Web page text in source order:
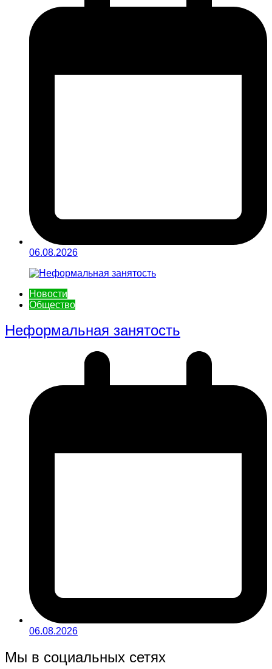
06.08.2026
Новости
Общество
Неформальная занятость
06.08.2026
Мы в социальных сетях